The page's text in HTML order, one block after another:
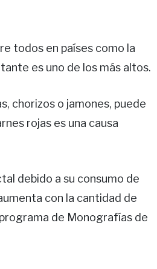
todos en países como la
es uno de los más altos.
chorizos o jamones, puede
rojas es una causa
debido a su consumo de
con la cantidad de
de Monografías de